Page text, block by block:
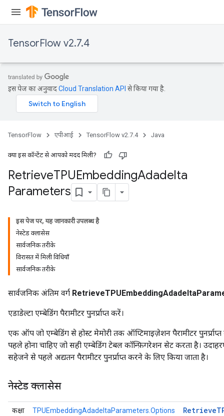
TensorFlow v2.7.4
इस पेज का अनुवादCloud Translation API से किया गया है.
TensorFlow एपीआई TensorFlow v2.7.4 Java
क्या इस कॉन्टेंट से आपको मदद मिली?
RetrieveTPUEmbeddingAdadelta
Parameters
इस पेज पर, यह जानकारी उपलब्ध है
नेस्टेड क्लासेस
सार्वजनिक तरीके
विरासत में मिली विधियाँ
सार्वजनिक तरीके
सार्वजनिक अंतिम वर्ग
एडाडेल्टा एम्बेडिंग पैरामीटर पुनर्प्राप्त करें।
एक ऑप जो एम्बेडिंग से होस्ट मेमोरी तक ऑप्टिमाइज़ेशन पैरामीटर
पहले होना चाहिए जो सही एम्बेडिंग टेबल कॉन्फ़िगरेशन सेट करता है।
सहेजने से पहले अद्यतन पैरामीटर पुनर्प्राप्त करने के लिए किया जाता है।
नेस्टेड क्लासेस
कक्षा
TPUEmbeddingAdadeltaParameters.Options
Retrieve